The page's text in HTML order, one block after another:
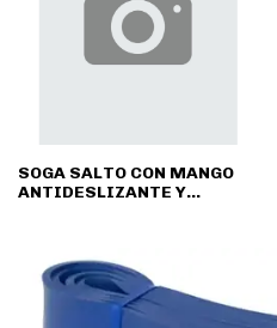
SOGA SALTO CON MANGO
ANTIDESLIZANTE Y